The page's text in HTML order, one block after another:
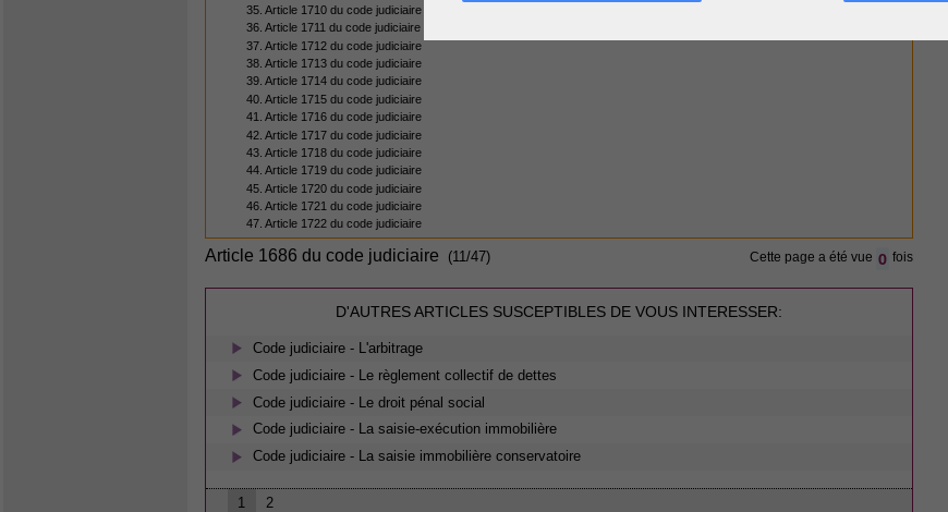
35. Article 1710 du code judiciaire
36. Article 1711 du code judiciaire
37. Article 1712 du code judiciaire
38. Article 1713 du code judiciaire
39. Article 1714 du code judiciaire
40. Article 1715 du code judiciaire
41. Article 1716 du code judiciaire
42. Article 1717 du code judiciaire
43. Article 1718 du code judiciaire
44. Article 1719 du code judiciaire
45. Article 1720 du code judiciaire
46. Article 1721 du code judiciaire
47. Article 1722 du code judiciaire
Article 1686 du code judiciaire (11/47) Cette page a été vue 0 fois
D'AUTRES ARTICLES SUSCEPTIBLES DE VOUS INTERESSER:
Code judiciaire - L'arbitrage
Code judiciaire - Le règlement collectif de dettes
Code judiciaire - Le droit pénal social
Code judiciaire - La saisie-exécution immobilière
Code judiciaire - La saisie immobilière conservatoire
1 2